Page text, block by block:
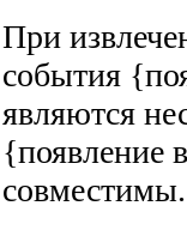
При
события
являются
{появление
совместимы.